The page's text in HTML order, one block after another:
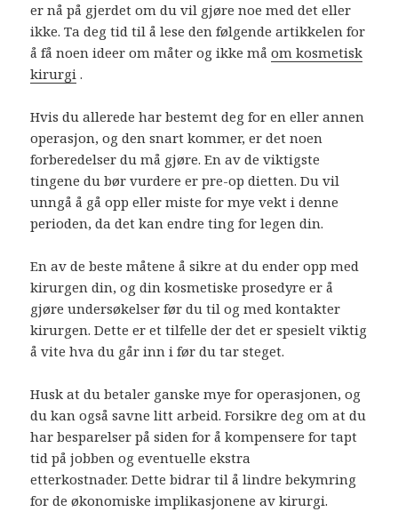
er nå på gjerdet om du vil gjøre noe med det eller
ikke. Ta deg tid til å lese den følgende artikkelen for
å få noen ideer om måter og ikke måom kosmetisk
kirurgi .
Hvis du allerede har bestemt deg for en eller annen
operasjon, og den snart kommer, er det noen
forberedelser du må gjøre. En av de viktigste
tingene du bør vurdere er pre-op dietten. Du vil
unngå å gå opp eller miste for mye vekt i denne
perioden, da det kan endre ting for legen din.
En av de beste måtene å sikre at du ender opp med
kirurgen din, og din kosmetiske prosedyre er å
gjøre undersøkelser før du til og med kontakter
kirurgen. Dette er et tilfelle der det er spesielt viktig
å vite hva du går inn i før du tar steget.
Husk at du betaler ganske mye for operasjonen, og
du kan også savne litt arbeid. Forsikre deg om at du
har besparelser på siden for å kompensere for tapt
tid på jobben og eventuelle ekstra
etterkostnader. Dette bidrar til å lindre bekymring
for de økonomiske implikasjonene av kirurgi.